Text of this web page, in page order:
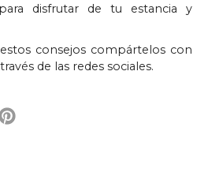
disfrutar de tu estancia y
consejos compártelos con
de las redes sociales.